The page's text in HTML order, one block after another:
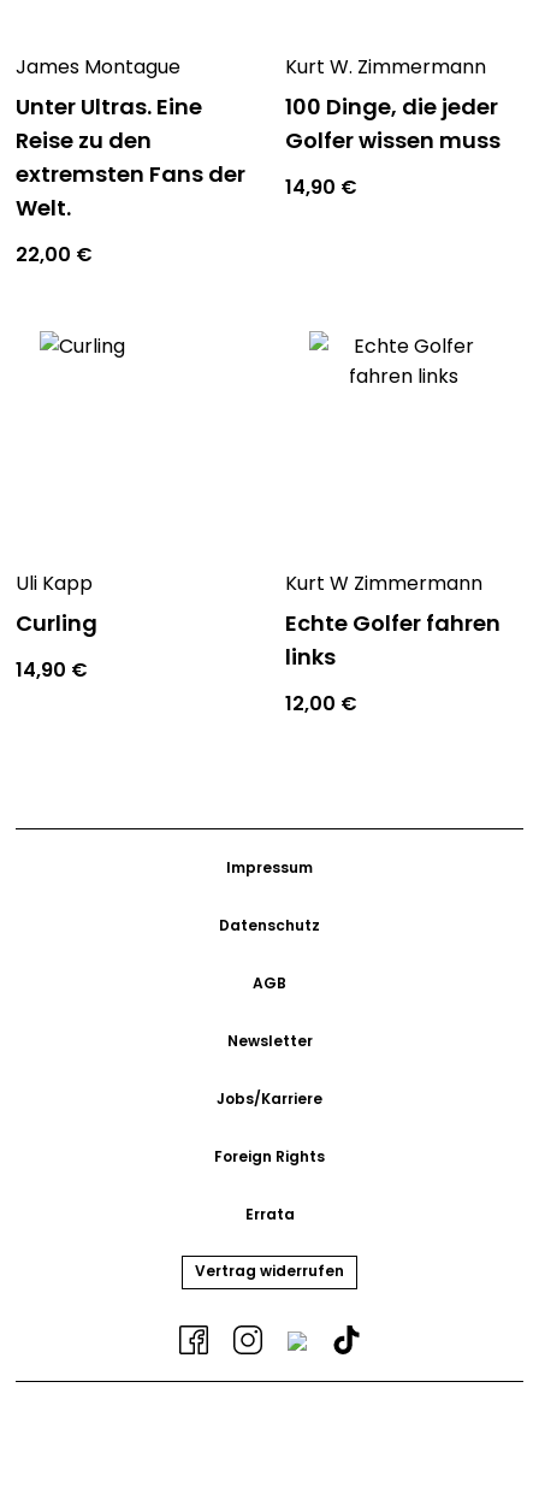
James Montague
Unter Ultras. Eine
Reise zu den
extremsten Fans der
Welt.
22,00 €
Kurt W. Zimmermann
100 Dinge, die jeder
Golfer wissen muss
14,90 €
Uli Kapp
Curling
14,90 €
Kurt W Zimmermann
Echte Golfer fahren
links
12,00 €
Impressum
Datenschutz
AGB
Newsletter
Jobs/Karriere
Foreign Rights
Errata
Vertrag widerrufen